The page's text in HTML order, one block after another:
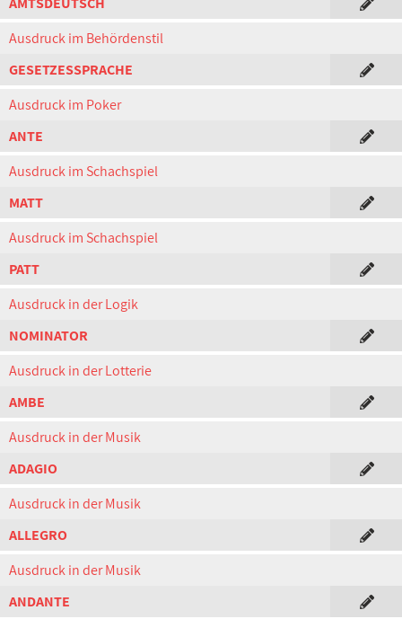
Ausdruck im Behördenstil
GESETZESSPRACHE
Ausdruck im Poker
ANTE
Ausdruck im Schachspiel
MATT
Ausdruck im Schachspiel
PATT
Ausdruck in der Logik
NOMINATOR
Ausdruck in der Lotterie
AMBE
Ausdruck in der Musik
ADAGIO
Ausdruck in der Musik
ALLEGRO
Ausdruck in der Musik
ANDANTE